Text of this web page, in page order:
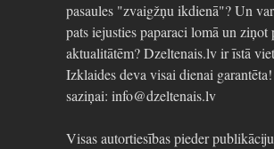
pasaules "zvaigžņu ikdienā"? Un
pats iejusties paparaci lomā un ziņot
aktualitātēm? Dzeltenais.lv ir īstā
Izklaides deva visai dienai
saziņai: info@dzeltenais.lv
Visas autortiesības pieder